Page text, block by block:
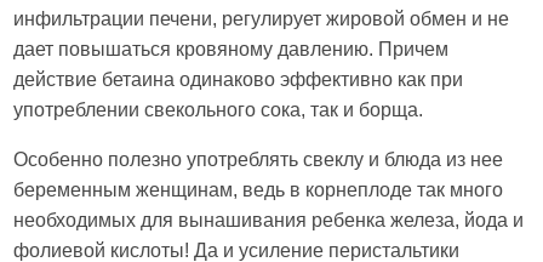
инфильтрации печени, регулирует жировой обмен и не
дает повышаться кровяному давлению. Причем
действие бетаина одинаково эффективно как при
употреблении свекольного сока, так и борща.
Особенно полезно употреблять свеклу и блюда из нее
беременным женщинам, ведь в корнеплоде так много
необходимых для вынашивания ребенка железа, йода и
фолиевой кислоты! Да и усиление перистальтики